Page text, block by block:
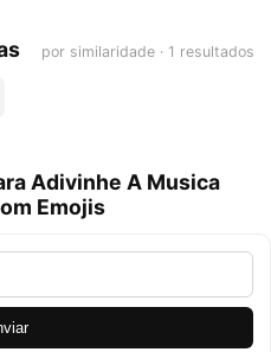
por similaridade · 1 resultados
Adivinhe A Musica
Emojis